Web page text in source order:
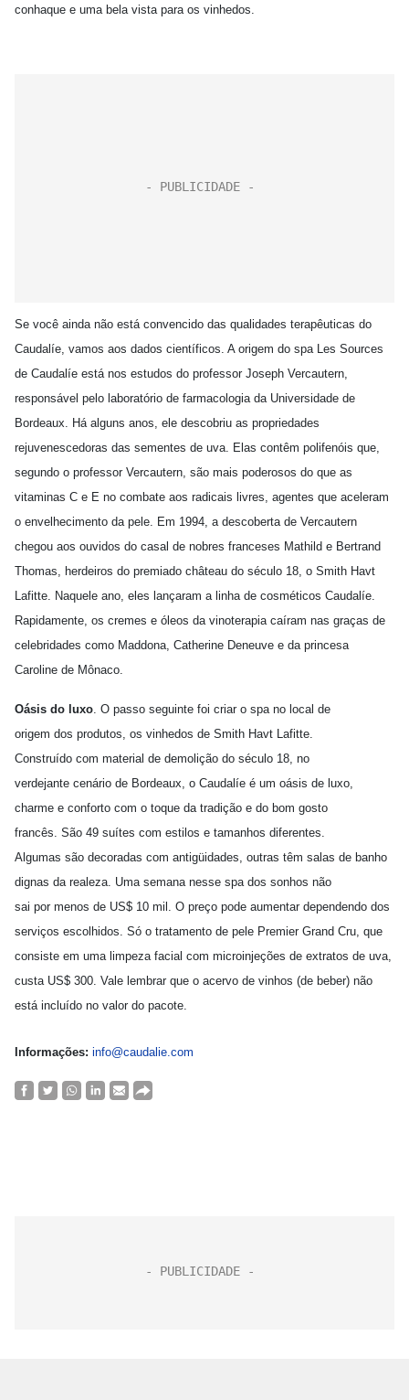
conhaque e uma bela vista para os vinhedos.
Se você ainda não está convencido das qualidades terapêuticas do
Caudalíe, vamos aos dados científicos. A origem do spa Les Sources
de Caudalíe está nos estudos do professor Joseph Vercautern,
responsável pelo laboratório de farmacologia da Universidade de
Bordeaux. Há alguns anos, ele descobriu as propriedades
rejuvenescedoras das sementes de uva. Elas contêm polifenóis que,
segundo o professor Vercautern, são mais poderosos do que as
vitaminas C e E no combate aos radicais livres, agentes que aceleram
o envelhecimento da pele. Em 1994, a descoberta de Vercautern
chegou aos ouvidos do casal de nobres franceses Mathild e Bertrand
Thomas, herdeiros do premiado château do século 18, o Smith Havt
Lafitte. Naquele ano, eles lançaram a linha de cosméticos Caudalíe.
Rapidamente, os cremes e óleos da vinoterapia caíram nas graças de
celebridades como Maddona, Catherine Deneuve e da princesa
Caroline de Mônaco.
Oásis do luxo. O passo seguinte foi criar o spa no local de
origem dos produtos, os vinhedos de Smith Havt Lafitte.
Construído com material de demolição do século 18, no
verdejante cenário de Bordeaux, o Caudalíe é um oásis de luxo,
charme e conforto com o toque da tradição e do bom gosto
francês. São 49 suítes com estilos e tamanhos diferentes.
Algumas são decoradas com antigüidades, outras têm salas de banho
dignas da realeza. Uma semana nesse spa dos sonhos não
sai por menos de US$ 10 mil. O preço pode aumentar dependendo dos
serviços escolhidos. Só o tratamento de pele Premier Grand Cru, que
consiste em uma limpeza facial com microinjeções de extratos de uva,
custa US$ 300. Vale lembrar que o acervo de vinhos (de beber) não
está incluído no valor do pacote.
Informações: info@caudalie.com